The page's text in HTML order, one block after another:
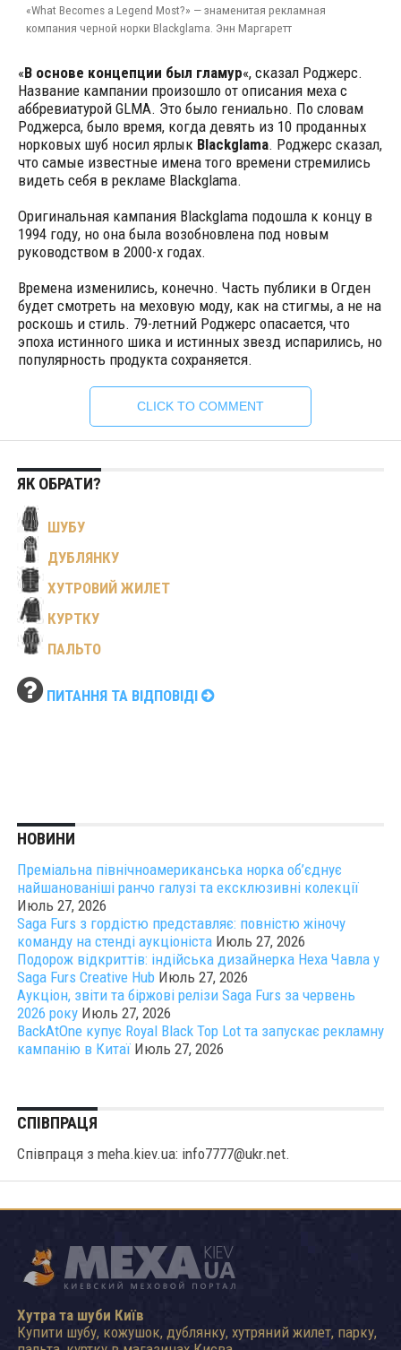
«What Becomes a Legend Most?» — знаменитая рекламная
компания черной норки Blackglama. Энн Маргаретт
«В основе концепции был гламур«, сказал Роджерс.
Название кампании произошло от описания меха с
аббревиатурой GLMA. Это было гениально. По словам
Роджерса, было время, когда девять из 10 проданных
норковых шуб носил ярлык Blackglama. Роджерс сказал,
что самые известные имена того времени стремились
видеть себя в рекламе Blackglama.
Оригинальная кампания Blackglama подошла к концу в
1994 году, но она была возобновлена под новым
руководством в 2000-х годах.
Времена изменились, конечно. Часть публики в Огден
будет смотреть на меховую моду, как на стигмы, а не на
роскошь и стиль. 79-летний Роджерс опасается, что
эпоха истинного шика и истинных звезд испарились, но
популярность продукта сохраняется.
CLICK TO COMMENT
ЯК ОБРАТИ?
ШУБУ
ДУБЛЯНКУ
ХУТРОВИЙ ЖИЛЕТ
КУРТКУ
ПАЛЬТО
ПИТАННЯ ТА ВІДПОВІДІ
НОВИНИ
Преміальна північноамериканська норка об’єднує
найшанованіші ранчо галузі та ексклюзивні колекції
Июль 27, 2026
Saga Furs з гордістю представляє: повністю жіночу
команду на стенді аукціоніста Июль 27, 2026
Подорож відкриттів: індійська дизайнерка Неха Чавла у
Saga Furs Creative Hub Июль 27, 2026
Аукціон, звіти та біржові релізи Saga Furs за червень
2026 року Июль 27, 2026
BackAtOne купує Royal Black Top Lot та запускає рекламну
кампанію в Китаї Июль 27, 2026
СПІВПРАЦЯ
Співпраця з meha.kiev.ua: info7777@ukr.net.
Хутра та шуби Київ
Купити шубу, кожушок, дублянку, хутряний жилет, парку,